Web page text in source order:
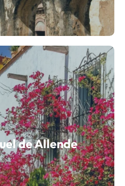
de Allende